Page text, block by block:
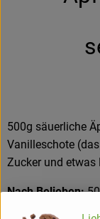
500g säuerliche
Vanilleschote
Zucker und etwas
Nach Belieben: